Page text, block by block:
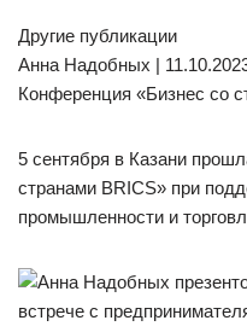
Другие публикации
Анна Надобных |
Конференция «Бизнес со
5 сентября в Казани
странами BRICS» при
промышленности и